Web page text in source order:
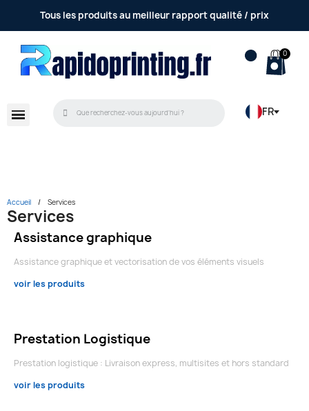
Tous les produits au meilleur rapport qualité / prix
FR
Accueil Services
Services
Assistance graphique
Assistance graphique et vectorisation de vos éléments visuels
voir les produits
Prestation Logistique
Prestation logistique : Livraison express, multisites et hors standard
voir les produits